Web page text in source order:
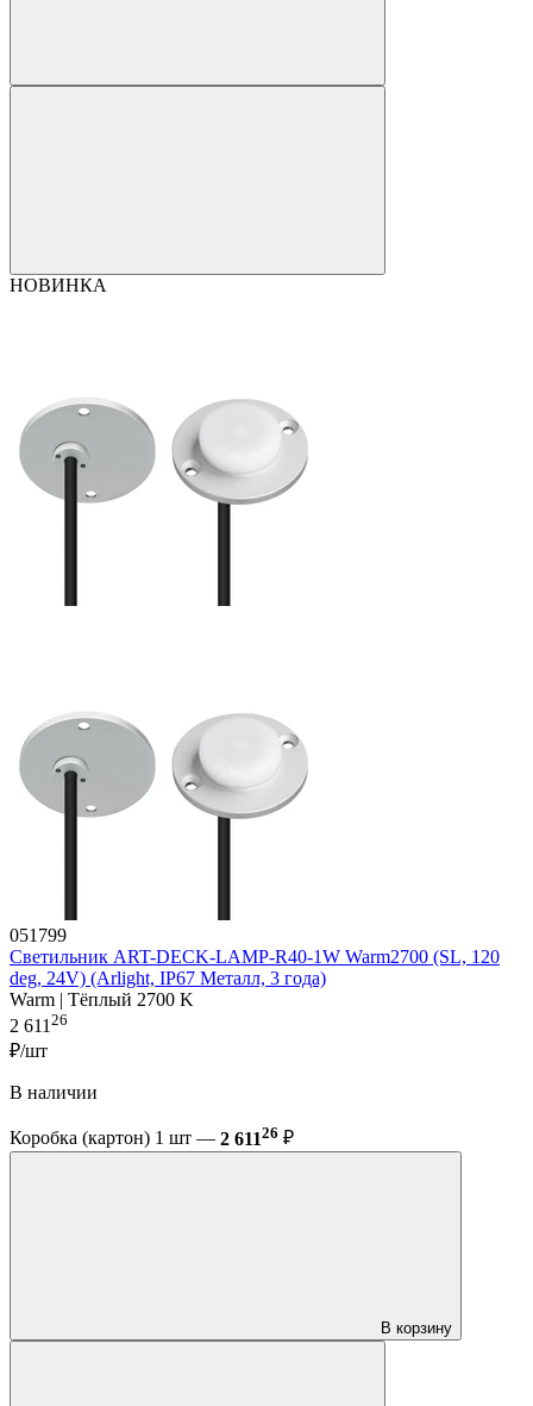
НОВИНКА
051799
Светильник ART-DECK-LAMP-R40-1W Warm2700 (SL, 120
deg, 24V) (Arlight, IP67 Металл, 3 года)
Warm | Тёплый 2700 K
2 61126
₽/шт
В наличии
Коробка (картон) 1 шт — 2 61126 ₽
В корзину